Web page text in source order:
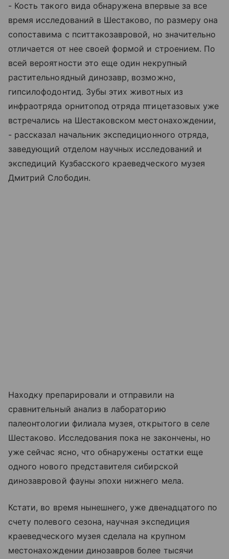
- Кость такого вида обнаружена впервые за все
время исследований в Шестаково, по размеру она
сопоставима с пситтакозавровой, но значительно
отличается от нее своей формой и строением. По
всей вероятности это еще один некрупный
растительноядный динозавр, возможно,
гипсилофодонтид. Зубы этих животных из
инфраотряда орнитопод отряда птицетазовых уже
встречались на Шестаковском местонахождении,
- рассказал начальник экспедиционного отряда,
заведующий отделом научных исследований и
экспедиций Кузбасского краеведческого музея
Дмитрий Слободин.
Находку препарировали и отправили на
сравнительный анализ в лабораторию
палеонтологии филиала музея, открытого в селе
Шестаково. Исследования пока не закончены, но
уже сейчас ясно, что обнаружены остатки еще
одного нового представителя сибирской
динозавровой фауны эпохи нижнего мела.
Кстати, во время нынешнего, уже двенадцатого по
счету полевого сезона, научная экспедиция
краеведческого музея сделала на крупном
местонахождении динозавров более тысячи